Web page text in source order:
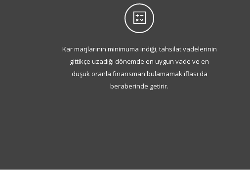
Kar marjlarının minimuma indiği, tahsilat vadelerinin
gittikçe uzadığı dönemde en uygun vade ve en
düşük oranla finansman bulamamak iflası da
beraberinde getirir.